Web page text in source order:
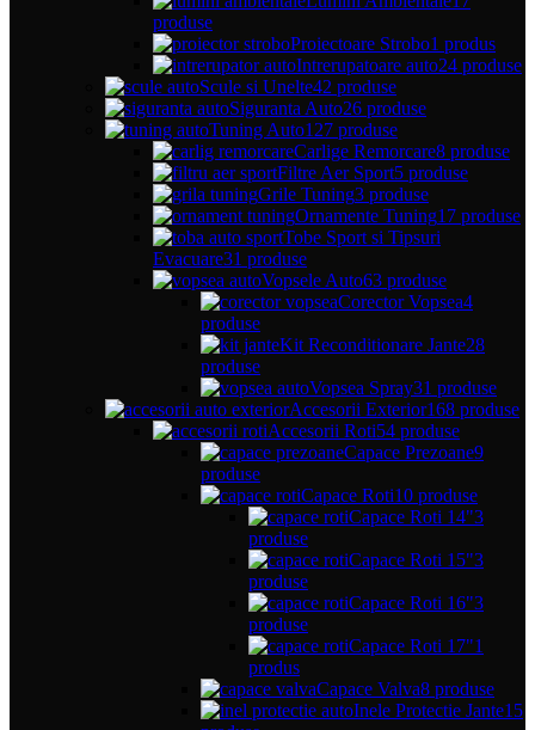
produse
Proiectoare Strobo1 produs
Intrerupatoare auto24 produse
Scule si Unelte42 produse
Siguranta Auto26 produse
Tuning Auto127 produse
Carlige Remorcare8 produse
Filtre Aer Sport5 produse
Grile Tuning3 produse
Ornamente Tuning17 produse
Tobe Sport si Tipsuri
Evacuare31 produse
Vopsele Auto63 produse
Corector Vopsea4
produse
Kit Reconditionare Jante28
produse
Vopsea Spray31 produse
Accesorii Exterior168 produse
Accesorii Roti54 produse
Capace Prezoane9
produse
Capace Roti10 produse
Capace Roti 14"3
produse
Capace Roti 15"3
produse
Capace Roti 16"3
produse
Capace Roti 17"1
produs
Capace Valva8 produse
Inele Protectie Jante15